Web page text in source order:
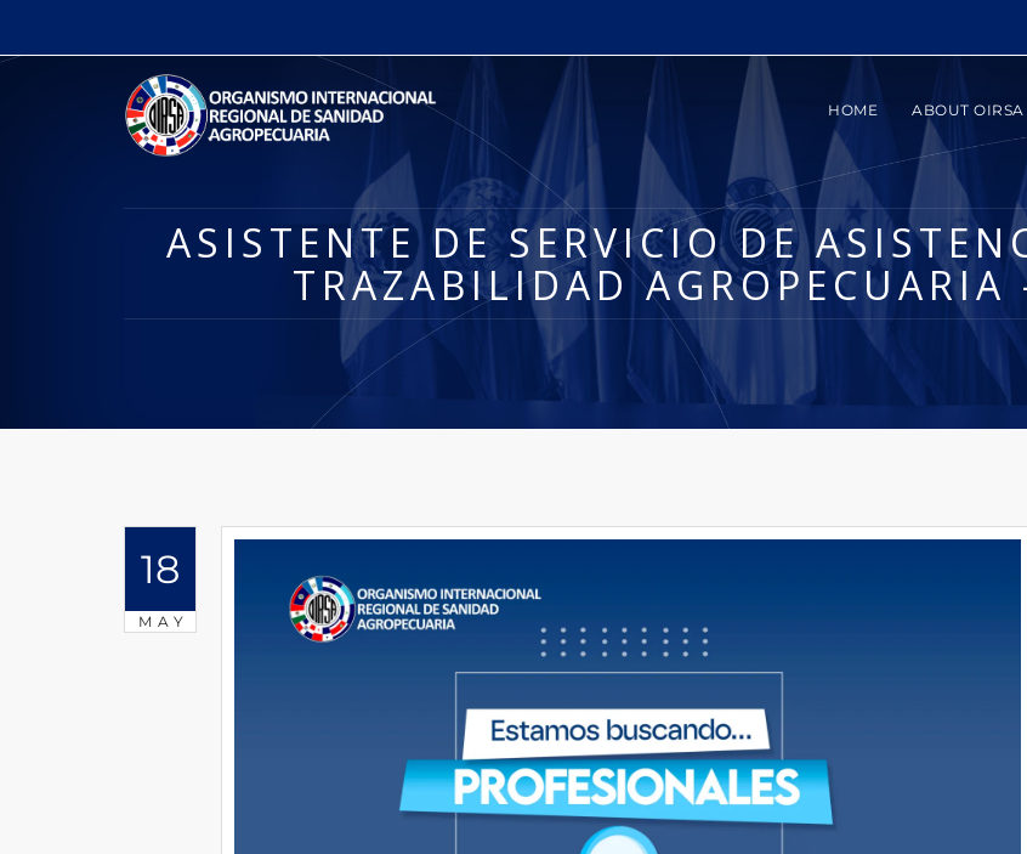
HOME ABOUT OIRSA
ASISTENTE DE SERVICIO DE
TRAZABILIDAD AGROPECUARIA
18
MAY